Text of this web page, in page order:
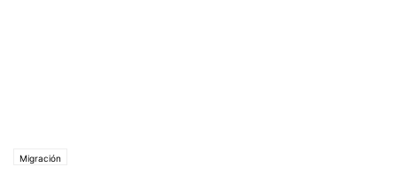
Migración